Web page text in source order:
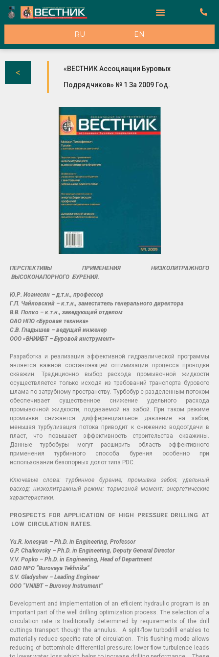
RU EN
«ВЕСТНИК Ассоциации Буровых
Подрядчиков» № 1 За 2009 Год.
ПЕРСПЕКТИВЫ ПРИМЕНЕНИЯ НИЗКОЛИТРАЖНОГО
ВЫСОКОНАПОРНОГО БУРЕНИЯ.
Ю.Р. Иоанесян – д.т.н., профессор
Г.П. Чайковский – к.т.н., заместитель генерального директора
В.В. Попко – к.т.н., заведующий отделом
ОАО НПО «Буровая техника»
С.В. Гладышев – ведущий инженер
ООО «ВНИИБТ – Буровой инструмент»
Разработка и реализация эффективной гидравлической программы
является важной составляющей оптимизации процесса проводки
скважин. Традиционно выбор расхода промывочной жидкости
осуществляется только исходя из требований транспорта бурового
шлама по затрубному пространству. Турбобур с разделенным потоком
обеспечивает существенное снижение удельного расхода
промывочной жидкости, подаваемой на забой. При таком режиме
промывки снижается дифференциальное давление на забой;
меньшая турбулизация потока приводит к снижению водоотдачи в
пласт, что повышает эффективность строительства скважины.
Данные турбобуры могут расширить область эффективного
применения турбинного способа бурения особенно при
использовании безопорных долот типа PDC.
Ключевые слова: турбинное бурение; промывка забоя; удельный
расход; низколитражный режим; тормозной момент; энергетические
характеристики.
PROSPECTS FOR APPLICATION OF HIGH PRESSURE DRILLING AT
LOW CIRCULATION RATES.
Yu.R. Ionesyan – Ph.D. in Engineering, Professor
G.P. Chaikovsky – Ph.D. in Engineering, Deputy General Director
V.V. Popko – Ph.D. in Engineering, Head of Department
OAO NPO “Burovaya Tekhnika”
S.V. Gladyshev – Leading Engineer
OOO “VNIIBT – Burovoy Instrument”
Development and implementation of an efficient hydraulic program is an
important part of the well drilling optimization process. The selection of a
circulation rate is traditionally determined by requirements of the drill
cuttings transport though the annulus. A split-flow turbodrill enables to
materially reduce specific rate of circulation. This flushing mode allows
reducing of bottomhole differential pressure; lower flow turbulence leads